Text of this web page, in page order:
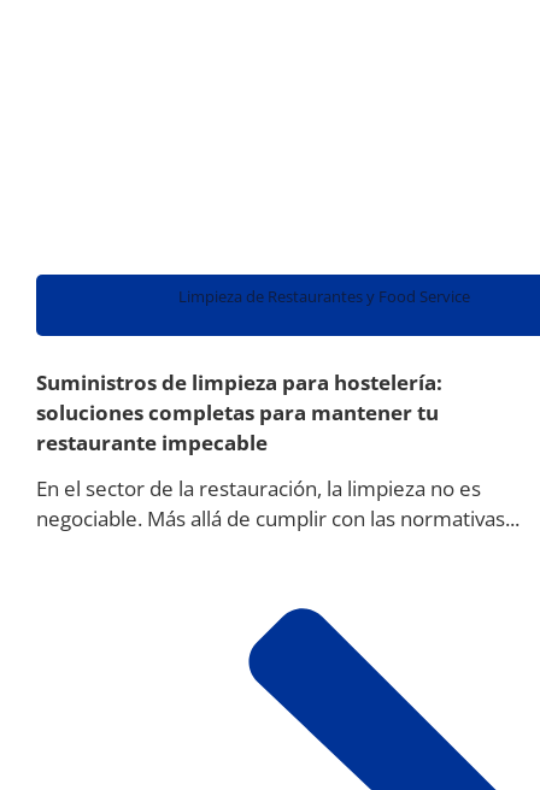
Limpieza de Restaurantes y Food Service
Suministros de limpieza para hostelería:
soluciones completas para mantener tu
restaurante impecable
En el sector de la restauración, la limpieza no es
negociable. Más allá de cumplir con las normativas...